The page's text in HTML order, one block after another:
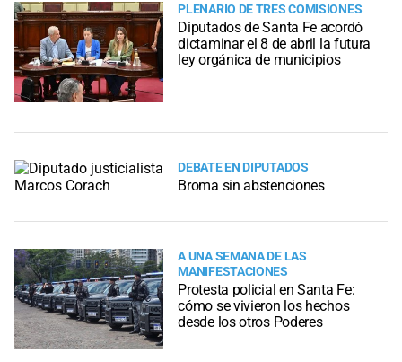
PLENARIO DE TRES COMISIONES
Diputados de Santa Fe acordó
dictaminar el 8 de abril la futura
ley orgánica de municipios
DEBATE EN DIPUTADOS
Broma sin abstenciones
A UNA SEMANA DE LAS
MANIFESTACIONES
Protesta policial en Santa Fe:
cómo se vivieron los hechos
desde los otros Poderes